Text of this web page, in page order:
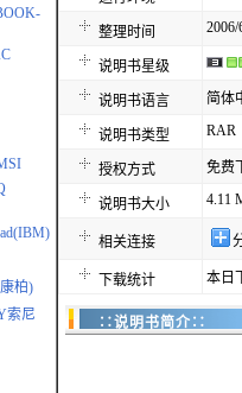
柏)
索尼
整理时间 2006/
说明书星级
说明书语言 简体
说明书类型 RAR
授权方式 免费
说明书大小 4.11
相关连接
下载统计 本日
∷说明书简介∷